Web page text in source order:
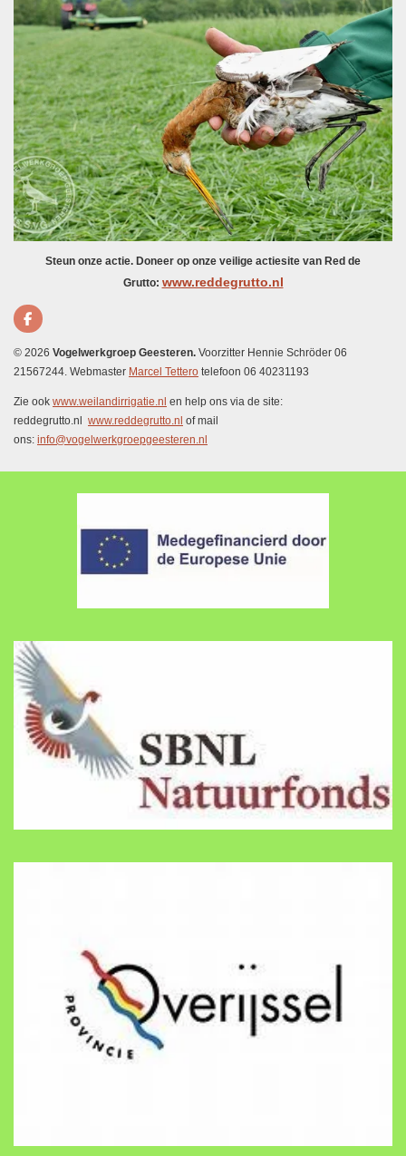
Steun onze actie. Doneer op onze veilige actiesite van Red de
Grutto: www.reddegrutto.nl
F
a
c
b
o
© 2026 Vogelwerkgroep Geesteren. Voorzitter Hennie Schröder 06
21567244. Webmaster Marcel Tettero telefoon 06 40231193
Zie ook www.weilandirrigatie.nl en help ons via de site:
reddegrutto.nl www.reddegrutto.nl of mail
ons: info@vogelwerkgroepgeesteren.nl